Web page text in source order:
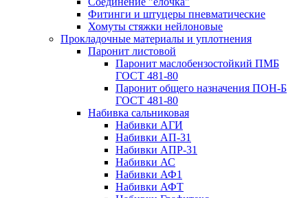
Фитинги и штуцеры пневматические
Хомуты стяжки нейлоновые
Прокладочные материалы и уплотнения
Паронит листовой
Паронит маслобензостойкий ПМБ
ГОСТ 481-80
Паронит общего назначения ПОН-Б
ГОСТ 481-80
Набивка сальниковая
Набивки АГИ
Набивки АП-31
Набивки АПР-31
Набивки АС
Набивки АФ1
Набивки АФТ